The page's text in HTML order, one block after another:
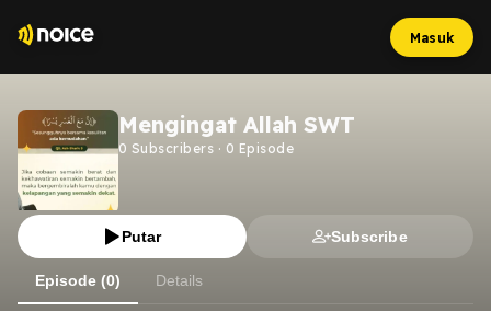
Masuk
Mengingat Allah SWT
0 Subscribers · 0 Episode
Putar Subscribe
Episode (0) Details